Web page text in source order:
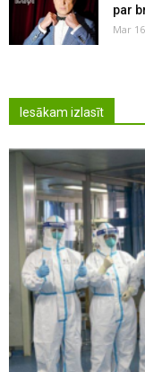
par
Mar
Iesākam izlasīt